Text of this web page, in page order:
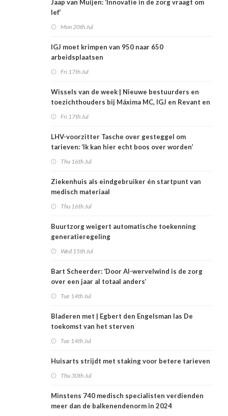
Jaap van Muijen: ‘Innovatie in de zorg vraagt om
lef’
Mon 20th Jul
IGJ moet krimpen van 950 naar 650
arbeidsplaatsen
Fri 17th Jul
Wissels van de week | Nieuwe bestuurders en
toezichthouders bij Máxima MC, IGJ en Revant en
Fri 17th Jul
LHV-voorzitter Tasche over gesteggel om
tarieven: ‘Ik kan hier echt boos over worden’
Thu 16th Jul
Ziekenhuis als eindgebruiker én startpunt van
medisch materiaal
Thu 16th Jul
Buurtzorg weigert automatische toekenning
generatieregeling
Wed 15th Jul
Bart Scheerder: ‘Door AI-wervelwind is de zorg
over een jaar al totaal anders’
Tue 14th Jul
Bladeren met | Egbert den Engelsman las De
toekomst van het sterven
Tue 14th Jul
Huisarts strijdt met staking voor betere tarieven
Thu 30th Jul
Minstens 740 medisch specialisten verdienden
meer dan de balkenendenorm in 2024